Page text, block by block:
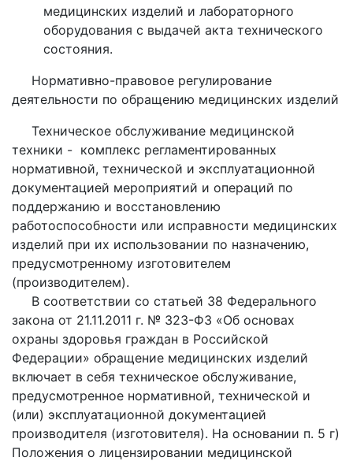
медицинских изделий и лабораторного
оборудования с выдачей акта технического
состояния.
Нормативно-правовое регулирование
деятельности по обращению медицинских изделий
Техническое обслуживание медицинской
техники - комплекс регламентированных
нормативной, технической и эксплуатационной
документацией мероприятий и операций по
поддержанию и восстановлению
работоспособности или исправности медицинских
изделий при их использовании по назначению,
предусмотренному изготовителем
(производителем).
В соответствии со статьей 38 Федерального
закона от 21.11.2011 г. № 323-ФЗ «Об основах
охраны здоровья граждан в Российской
Федерации» обращение медицинских изделий
включает в себя техническое обслуживание,
предусмотренное нормативной, технической и
(или) эксплуатационной документацией
производителя (изготовителя). На основании п. 5 г)
Положения о лицензировании медицинской